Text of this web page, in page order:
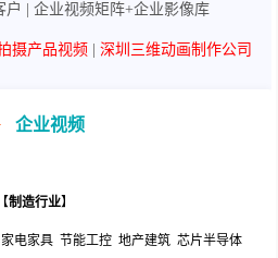
户 | 企业视频矩阵+企业影像库
摄产品视频 深圳三维动画制作公司
企业视频
【制造行业】
家电家具 节能工控 地产建筑 芯片半导体